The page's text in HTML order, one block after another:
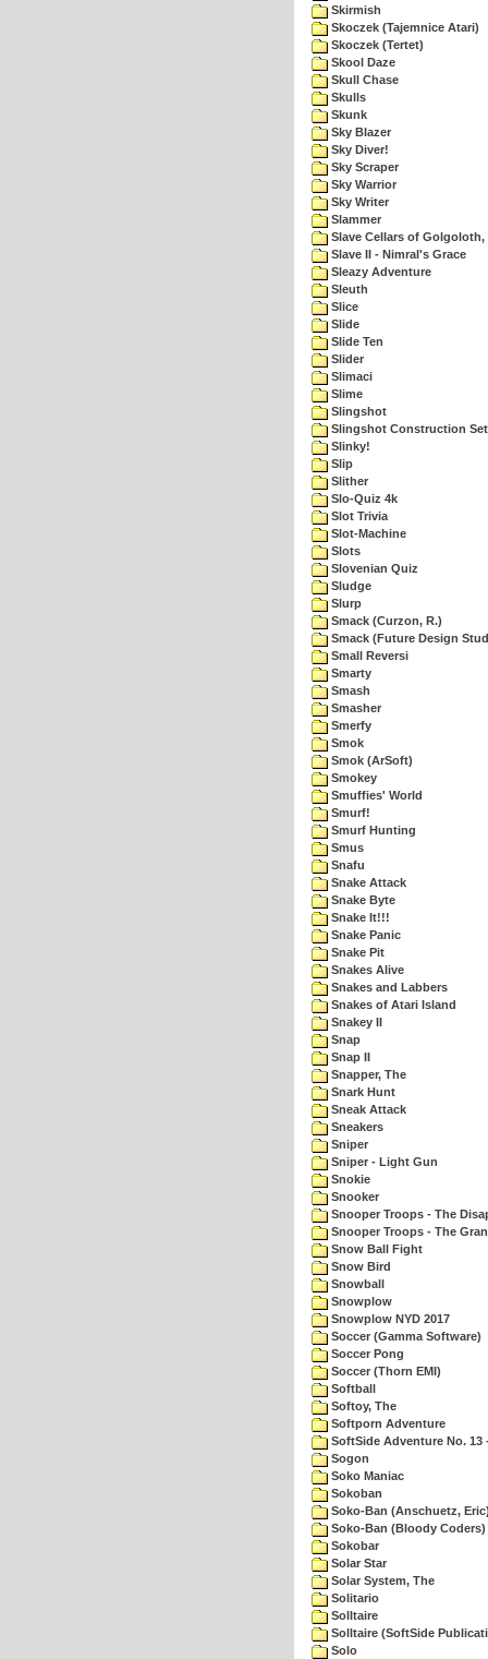
Skirmish
Skoczek (Tajemnice Atari)
Skoczek (Tertet)
Skool Daze
Skull Chase
Skulls
Skunk
Sky Blazer
Sky Diver!
Sky Scraper
Sky Warrior
Sky Writer
Slammer
Slave Cellars of Golgoloth,
Slave II - Nimral's Grace
Sleazy Adventure
Sleuth
Slice
Slide
Slide Ten
Slider
Slimaci
Slime
Slingshot
Slingshot Construction Set
Slinky!
Slip
Slither
Slo-Quiz 4k
Slot Trivia
Slot-Machine
Slots
Slovenian Quiz
Sludge
Slurp
Smack (Curzon, R.)
Smack (Future Design
Small Reversi
Smarty
Smash
Smasher
Smerfy
Smok
Smok (ArSoft)
Smokey
Smuffies' World
Smurf!
Smurf Hunting
Smus
Snafu
Snake Attack
Snake Byte
Snake It!!!
Snake Panic
Snake Pit
Snakes Alive
Snakes and Labbers
Snakes of Atari Island
Snakey II
Snap
Snap II
Snapper, The
Snark Hunt
Sneak Attack
Sneakers
Sniper
Sniper - Light Gun
Snokie
Snooker
Snooper Troops - The
Snooper Troops - The
Snow Ball Fight
Snow Bird
Snowball
Snowplow
Snowplow NYD 2017
Soccer (Gamma Software)
Soccer Pong
Soccer (Thorn EMI)
Softball
Softoy, The
Softporn Adventure
SoftSide Adventure No. 13
Sogon
Soko Maniac
Sokoban
Soko-Ban (Anschuetz,
Soko-Ban (Bloody Coders)
Sokobar
Solar Star
Solar System, The
Solitario
Solltaire
Solltaire (SoftSide
Solo